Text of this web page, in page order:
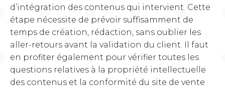
d’intégration des contenus qui intervient. Cette
étape nécessite de prévoir suffisamment de
temps de création, rédaction, sans oublier les
aller-retours avant la validation du client. Il faut
en profiter également pour vérifier toutes les
questions relatives à la propriété intellectuelle
des contenus et la conformité du site de vente